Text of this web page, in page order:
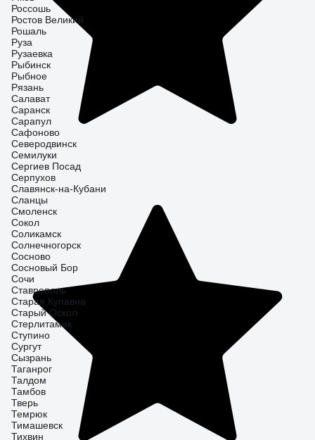
Россошь
Ростов Великий
Рошаль
Руза
Рузаевка
Рыбинск
Рыбное
Рязань
Салават
Саранск
Сарапул
Сафоново
Северодвинск
Семилуки
Сергиев Посад
Серпухов
Славянск-на-Кубани
Сланцы
Смоленск
Сокол
Соликамск
Солнечногорск
Сосново
Сосновый Бор
Сочи
Ставрополь
Старая Купавна
Старый Оскол
Стерлитамак
Ступино
Сургут
Сызрань
Таганрог
Талдом
Тамбов
Тверь
Темрюк
Тимашевск
Тихвин